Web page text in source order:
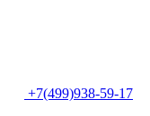
+7(499)938-59-17